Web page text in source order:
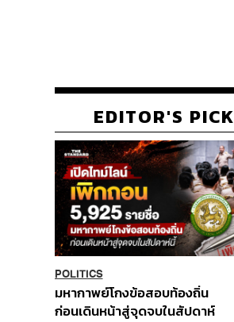
EDITOR'S PICK
POLITICS
มหากาพย์โกงข้อสอบท้องถิ่น
ก่อนเดินหน้าสู่จุดจบในสัปดาห์